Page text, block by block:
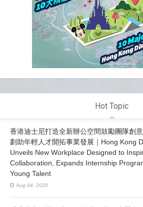
Hot Topic
香港迪士尼打造全新辦公空間鼓勵團隊創
劃助年輕人才開拓事業發展｜Hong Kong
Unveils New Workplace Designed to
Collaboration, Expands Internship
Young Talent
Aug 04, 2026